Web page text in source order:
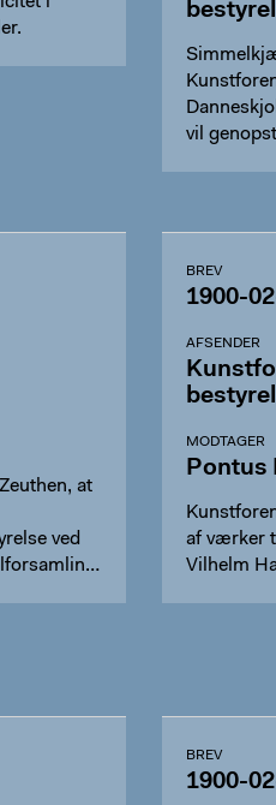
vil
at
ved
BREV
1900-
AFSENDER
MODTAGER
Pontus
af værker
Vilhelm
BREV
1900-